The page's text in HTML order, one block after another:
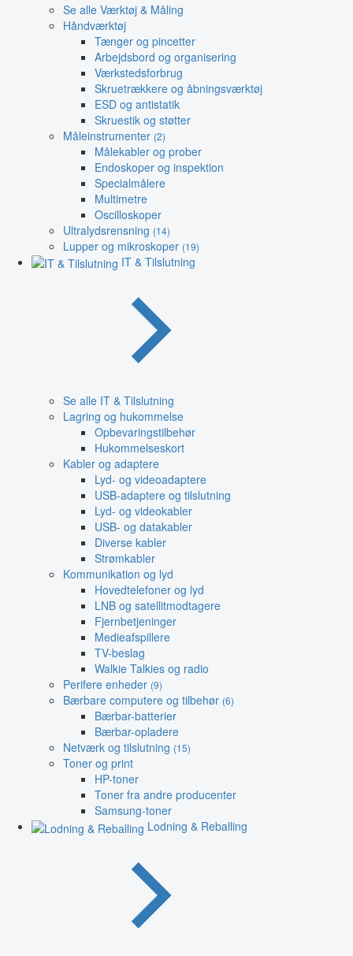
Se alle Værktøj & Måling
Håndværktøj
Tænger og pincetter
Arbejdsbord og organisering
Værkstedsforbrug
Skruetrækkere og åbningsværktøj
ESD og antistatik
Skruestik og støtter
Måleinstrumenter (2)
Målekabler og prober
Endoskoper og inspektion
Specialmålere
Multimetre
Oscilloskoper
Ultralydsrensning (14)
Lupper og mikroskoper (19)
IT & Tilslutning
Se alle IT & Tilslutning
Lagring og hukommelse
Opbevaringstilbehør
Hukommelseskort
Kabler og adaptere
Lyd- og videoadaptere
USB-adaptere og tilslutning
Lyd- og videokabler
USB- og datakabler
Diverse kabler
Strømkabler
Kommunikation og lyd
Hovedtelefoner og lyd
LNB og satellitmodtagere
Fjernbetjeninger
Medieafspillere
TV-beslag
Walkie Talkies og radio
Perifere enheder (9)
Bærbare computere og tilbehør (6)
Bærbar-batterier
Bærbar-opladere
Netværk og tilslutning (15)
Toner og print
HP-toner
Toner fra andre producenter
Samsung-toner
Lodning & Reballing